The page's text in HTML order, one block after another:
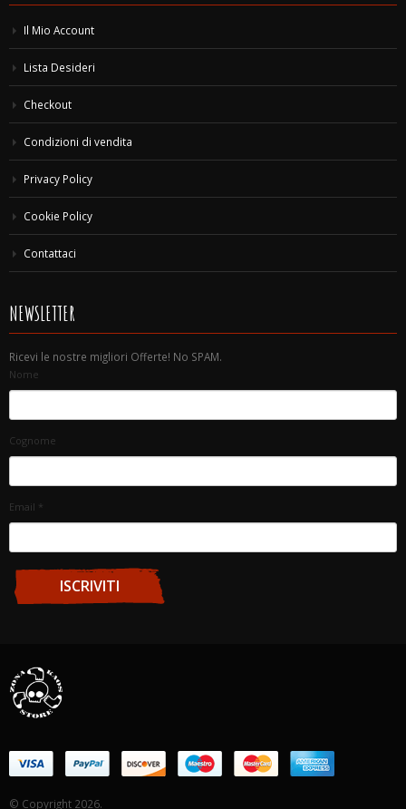
Il Mio Account
Lista Desideri
Checkout
Condizioni di vendita
Privacy Policy
Cookie Policy
Contattaci
NEWSLETTER
Ricevi le nostre migliori Offerte! No SPAM.
Nome
Cognome
Email *
© Copyright 2026.